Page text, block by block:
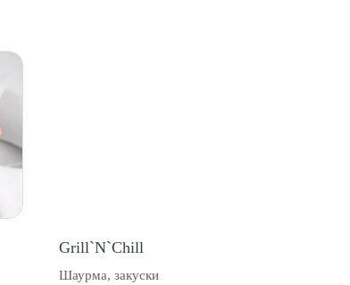
Grill`N`Chill
Шаурма, закуски